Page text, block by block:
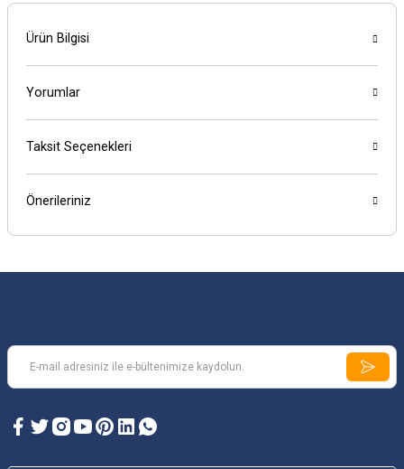
Ürün Bilgisi
Yorumlar
Taksit Seçenekleri
Önerileriniz